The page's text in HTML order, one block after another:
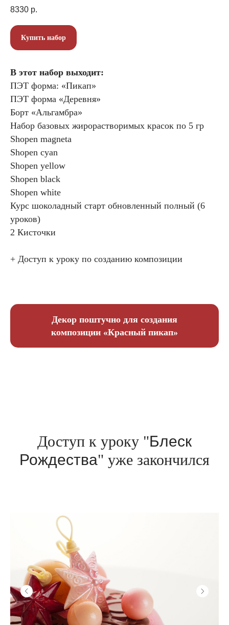
8330 р.
Купить набор
В этот набор выходит:
ПЭТ форма: «Пикап»
ПЭТ форма «Деревня»
Борт «Альгамбра»
Набор базовых жирорастворимых красок по 5 гр
Shopen magneta
Shopen cyan
Shopen yellow
Shopen black
Shopen white
Курс шоколадный старт обновленный полный (6
уроков)
2 Кисточки
+ Доступ к уроку по созданию композиции
Декор поштучно для создания
композиции «Красный пикап»
Доступ к уроку "Блеск
Рождества" уже закончился